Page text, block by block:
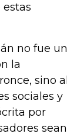
no fue un
la
sino al
sociales y
por
sean